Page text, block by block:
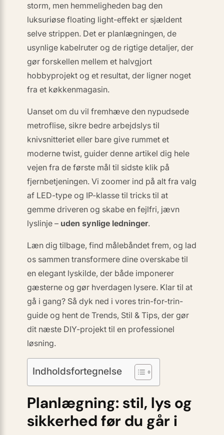
storm, men hemmeligheden bag den
luksuriøsefloating light-effekt er sjældent
selve strippen. Det er planlægningen, de
usynlige kabelruter og de rigtige detaljer, der
gør forskellen mellem et halvgjort
hobbyprojekt og et resultat, der ligner noget
fra et køkkenmagasin.
Uanset om du vil fremhæve den nypudsede
metroflise, sikre bedre arbejdslys til
knivsnitteriet eller bare give rummet et
modernetwist, guider denne artikel dig hele
vejen fra de første mål til sidste klik på
fjernbetjeningen. Vi zoomer ind på alt fra valg
af LED-type og IP-klasse til tricks til at
gemme driveren og skabe en fejlfri, jævn
lyslinje – uden synlige ledninger.
Læn dig tilbage, find målebåndet frem, og lad
os sammen transformere dine overskabe til
en elegant lyskilde, der både imponerer
gæsterne og gør hverdagen lysere. Klar til at
gå i gang? Så dyk ned i vores trin-for-trin-
guide og hent deTrends, Stil & Tips, der gør
dit næste DIY-projekt til en professionel
løsning.
Indholdsfortegnelse
Planlægning: stil, lys og
sikkerhed før du går i